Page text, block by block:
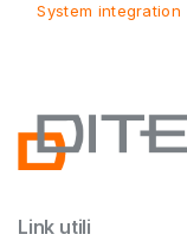
System integration
Link utili